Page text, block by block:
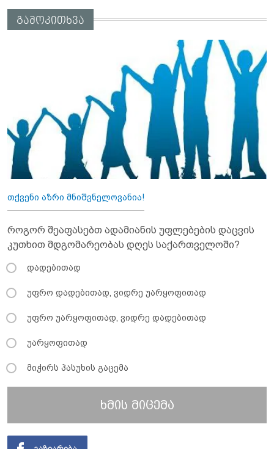
გამოკითხვა
თქვენი აზრი მნიშვნელოვანია!
როგორ შეაფასებთ ადამიანის უფლებების დაცვის
კუთხით მდგომარეობას დღეს საქართველოში?
დადებითად
უფრო დადებითად, ვიდრე უარყოფითად
უფრო უარყოფითად, ვიდრე დადებითად
უარყოფითად
მიჭირს პასუხის გაცემა
ხმის მიცემა